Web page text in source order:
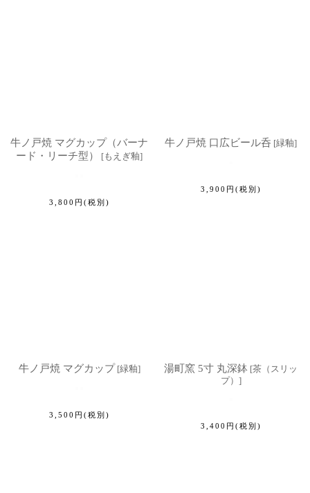
牛ノ戸焼 マグカップ（バーナ
ード・リーチ型）
[もえぎ釉]
3,800 円 (税別)
牛ノ戸焼 口広ビール呑 [緑釉]
3,900 円 (税別)
牛ノ戸焼 マグカップ [緑釉]
3,500 円 (税別)
湯町窯 5寸 丸深鉢 [茶（スリッ
プ） ]
3,400 円 (税別)